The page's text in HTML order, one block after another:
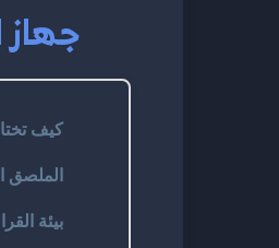
جهاز
كيف
الملصق
بيئة